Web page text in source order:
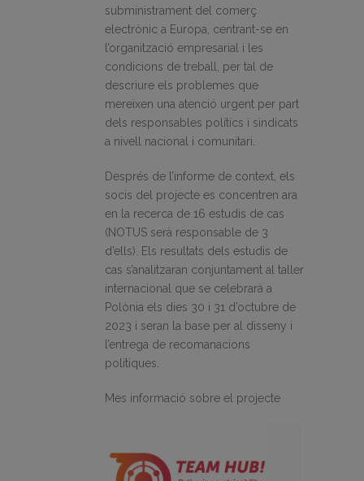
subministrament del comerç
electrònic a Europa, centrant-se en
l’organització empresarial i les
condicions de treball, per tal de
descriure els problemes que
mereixen una atenció urgent per part
dels responsables polítics i sindicats
a nivell nacional i comunitari.
Després de l’informe de context, els
socis del projecte es concentren ara
en la recerca de 16 estudis de cas
(NOTUS serà responsable de 3
d’ells). Els resultats dels estudis de
cas s’analitzaran conjuntament al taller
internacional que se celebrarà a
Polònia els dies 30 i 31 d’octubre de
2023 i seran la base per al disseny i
l’entrega de recomanacions
polítiques.
Mes informació sobre el projecte